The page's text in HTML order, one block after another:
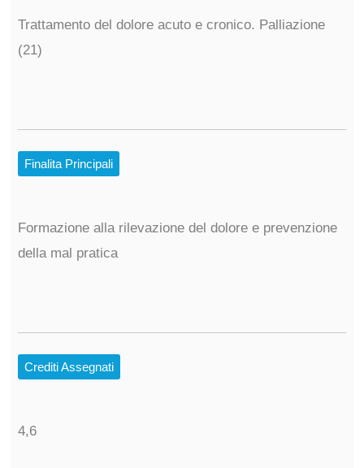
Trattamento del dolore acuto e cronico. Palliazione
(21)
Finalita Principali
Formazione alla rilevazione del dolore e prevenzione
della mal pratica
Crediti Assegnati
4,6